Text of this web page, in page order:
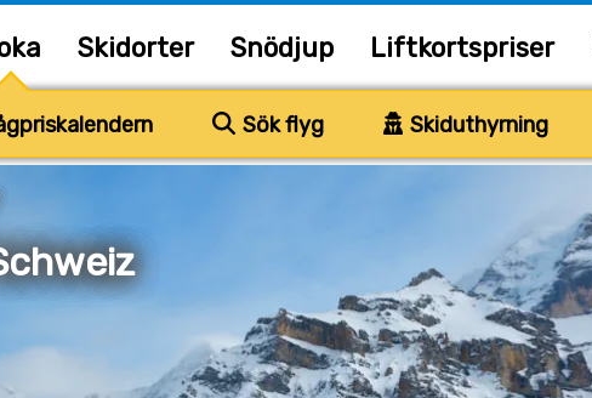
Skidorter Snödjup Liftkortspriser
Sök flyg Skiduthyrning